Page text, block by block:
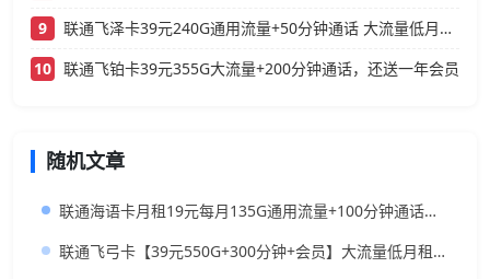
9
联通飞泽卡39元240G通用流量+50分钟通话 大流量低月租办理指南
10 联通飞铂卡39元355G大流量+200分钟通话，还送一年会员
随机文章
联通海语卡月租19元每月135G通用流量+100分钟通话时长
联通飞弓卡【39元550G+300分钟+会员】大流量低月租神卡推荐